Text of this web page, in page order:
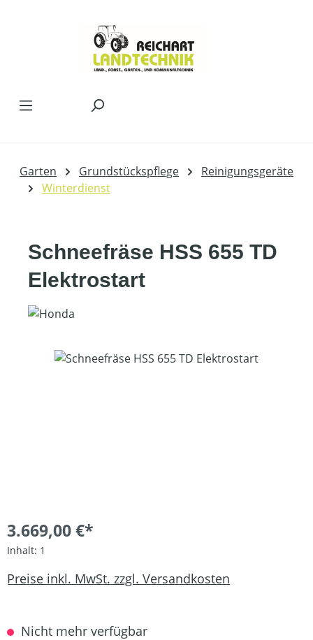
Garten Grundstückspflege
Reinigungsgeräte
Winterdienst
Schneefräse HSS 655 TD
Elektrostart
Bildergalerie überspringen
3.669,00 €*
Inhalt: 1
Preise inkl. MwSt. zzgl. Versandkosten
Nicht mehr verfügbar